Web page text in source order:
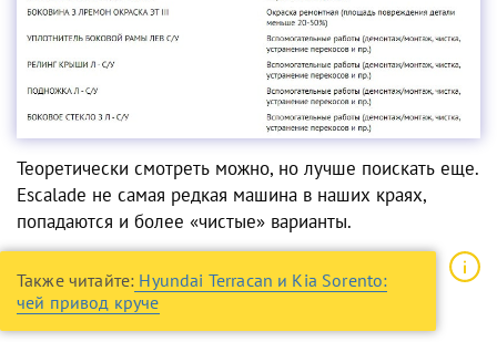
Теоретически смотреть можно, но лучше поискать еще.
Escalade не самая редкая машина в наших краях,
попадаются и более «чистые» варианты.
Также читайте: Hyundai Terracan и Kia Sorento:
чей привод круче